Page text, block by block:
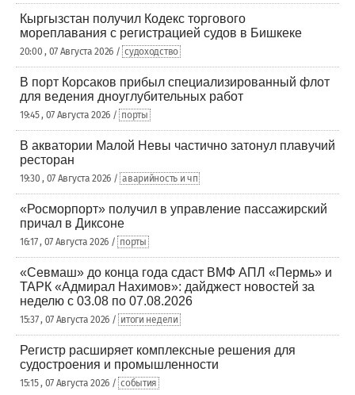
Кыргызстан получил Кодекс торгового
мореплавания с регистрацией судов в Бишкеке
20:00 , 07 Августа 2026 / судоходство
В порт Корсаков прибыл специализированный флот
для ведения дноуглубительных работ
19:45 , 07 Августа 2026 / порты
В акватории Малой Невы частично затонул плавучий
ресторан
19:30 , 07 Августа 2026 / аварийность и чп
«Росморпорт» получил в управление пассажирский
причал в Диксоне
16:17 , 07 Августа 2026 / порты
«Севмаш» до конца года сдаст ВМФ АПЛ «Пермь» и
ТАРК «Адмирал Нахимов»: дайджест новостей за
неделю с 03.08 по 07.08.2026
15:37 , 07 Августа 2026 / итоги недели
Регистр расширяет комплексные решения для
судостроения и промышленности
15:15 , 07 Августа 2026 / события